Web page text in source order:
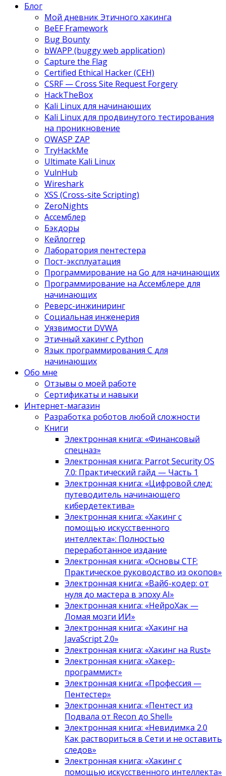
Блог
Мой дневник Этичного хакинга
BeEF Framework
Bug Bounty
bWAPP (buggy web application)
Capture the Flag
Certified Ethical Hacker (CEH)
CSRF — Cross Site Request Forgery
HackTheBox
Kali Linux для начинающих
Kali Linux для продвинутого тестирования
на проникновение
OWASP ZAP
TryHackMe
Ultimate Kali Linux
VulnHub
Wireshark
XSS (Cross-site Scripting)
ZeroNights
Ассемблер
Бэкдоры
Кейлоггер
Лаборатория пентестера
Пост-эксплуатация
Программирование на Go для начинающих
Программирование на Ассемблере для
начинающих
Реверс-инжиниринг
Социальная инженерия
Уязвимости DVWA
Этичный хакинг с Python
Язык программирования С для
начинающих
Обо мне
Отзывы о моей работе
Сертификаты и навыки
Интернет-магазин
Разработка роботов любой сложности
Книги
Электронная книга: «Финансовый
спецназ»
Электронная книга: Parrot Security OS
7.0: Практический гайд — Часть 1
Электронная книга: «Цифровой след:
путеводитель начинающего
кибердетектива»
Электронная книга: «Хакинг с
помощью искусственного
интеллекта»: Полностью
переработанное издание
Электронная книга: «Основы CTF:
Практическое руководство из окопов»
Электронная книга: «Вайб-кодер: от
нуля до мастера в эпоху AI»
Электронная книга: «НейроХак —
Ломая мозги ИИ»
Электронная книга: «Хакинг на
JavaScript 2.0»
Электронная книга: «Хакинг на Rust»
Электронная книга: «Хакер-
программист»
Электронная книга: «Профессия —
Пентестер»
Электронная книга: «Пентест из
Подвала от Recon до Shell»
Электронная книга: «Невидимка 2.0
Как раствориться в Сети и не оставить
следов»
Электронная книга: «Хакинг с
помощью искусственного интеллекта»